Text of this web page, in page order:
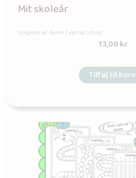
Mit skoleår
Udgives af: Anne Tvarnø Lohse
13,00kr
Tilføj til kurv